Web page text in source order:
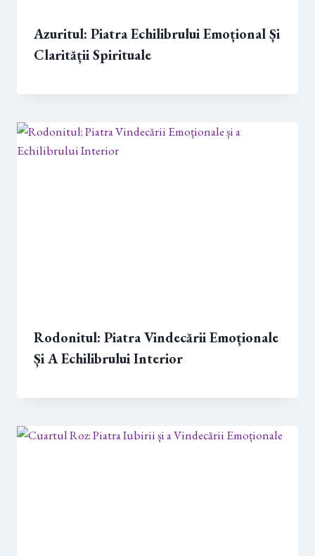
Azuritul: Piatra Echilibrului Emoțional Și
Clarității Spirituale
Rodonitul: Piatra Vindecării Emoționale
Și A Echilibrului Interior